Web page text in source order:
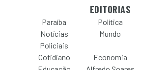
EDITORIAS
Paraíba Política
Notícias
Policiais
Mundo
Cotidiano Economia